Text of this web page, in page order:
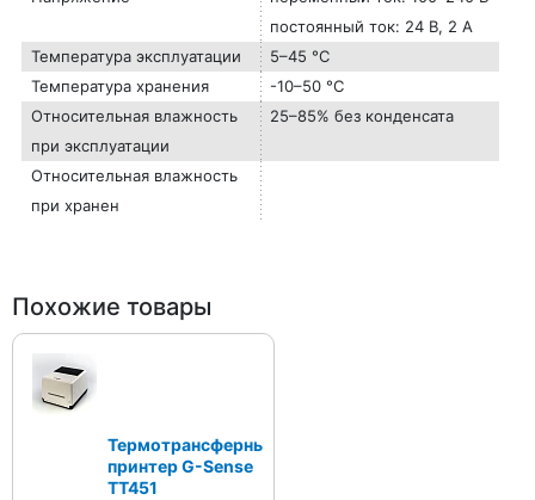
постоянный ток: 24 В, 2 А
Температура эксплуатации
5–45 °C
Температура хранения
-10–50 °C
Относительная влажность
при эксплуатации
25–85% без конденсата
Относительная влажность
при хранен
Похожие товары
Термотрансферный
принтер G-Sense
ТТ451